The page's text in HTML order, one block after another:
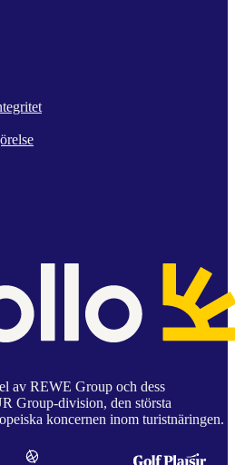
av REWE Group och dess
Group-division, den största
koncernen inom turistnäringen.